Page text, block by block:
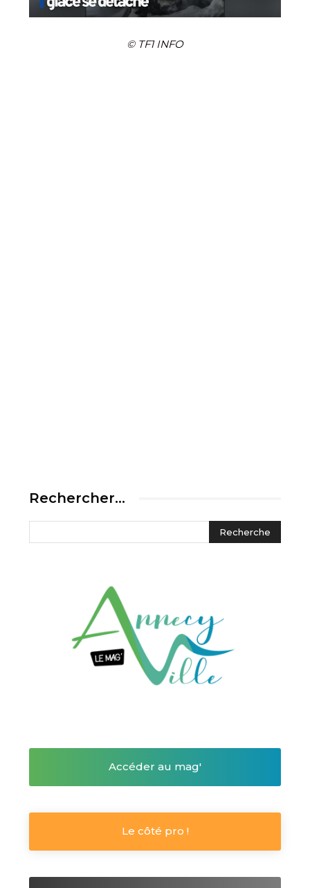
© TF1 INFO
Rechercher…
Accéder au mag'
Le côté pro !